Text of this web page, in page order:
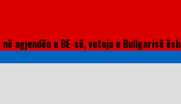
agjendën e BE-së, vetoja e Bullgarisë